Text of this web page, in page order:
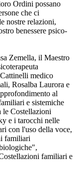
Ordini possano
che ci
nostre relazioni,
benessere psico-
Zemella, il Maestro
medico
Rosalba Laurora e
al
e sistemiche
le Costellazioni
e i tarocchi nelle
con l'uso della voce,
familiari
familiari e